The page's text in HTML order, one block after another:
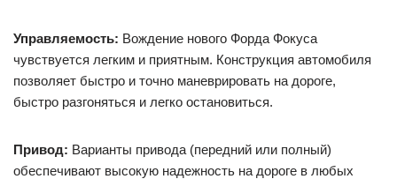
Управляемость: Вождение нового Форда Фокуса
чувствуется легким и приятным. Конструкция автомобиля
позволяет быстро и точно маневрировать на дороге,
быстро разгоняться и легко остановиться.
Привод: Варианты привода (передний или полный)
обеспечивают высокую надежность на дороге в любых